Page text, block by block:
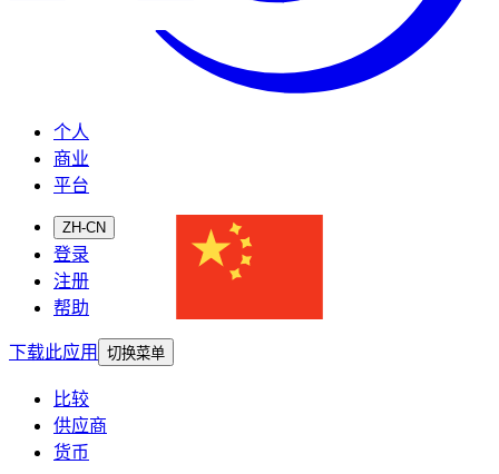
个人
商业
平台
ZH-CN
登录
注册
帮助
下载此应用
切换菜单
比较
供应商
货币